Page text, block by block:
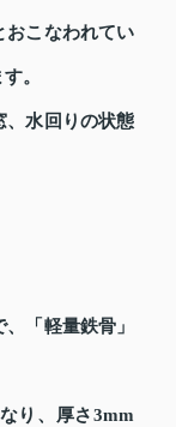
おこなわれてい
。
、水回りの状態
「軽量鉄骨」
り、厚さ3mm